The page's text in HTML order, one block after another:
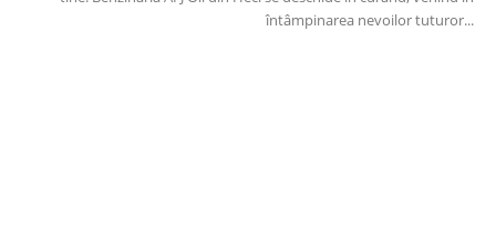
întâmpinarea nevoilor tuturor...